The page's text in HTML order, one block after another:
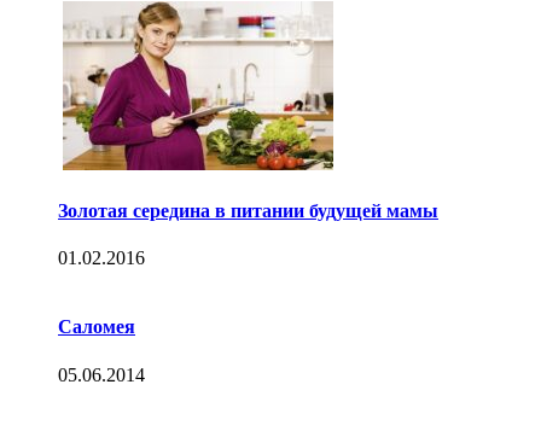
Золотая середина в питании будущей мамы
01.02.2016
Саломея
05.06.2014